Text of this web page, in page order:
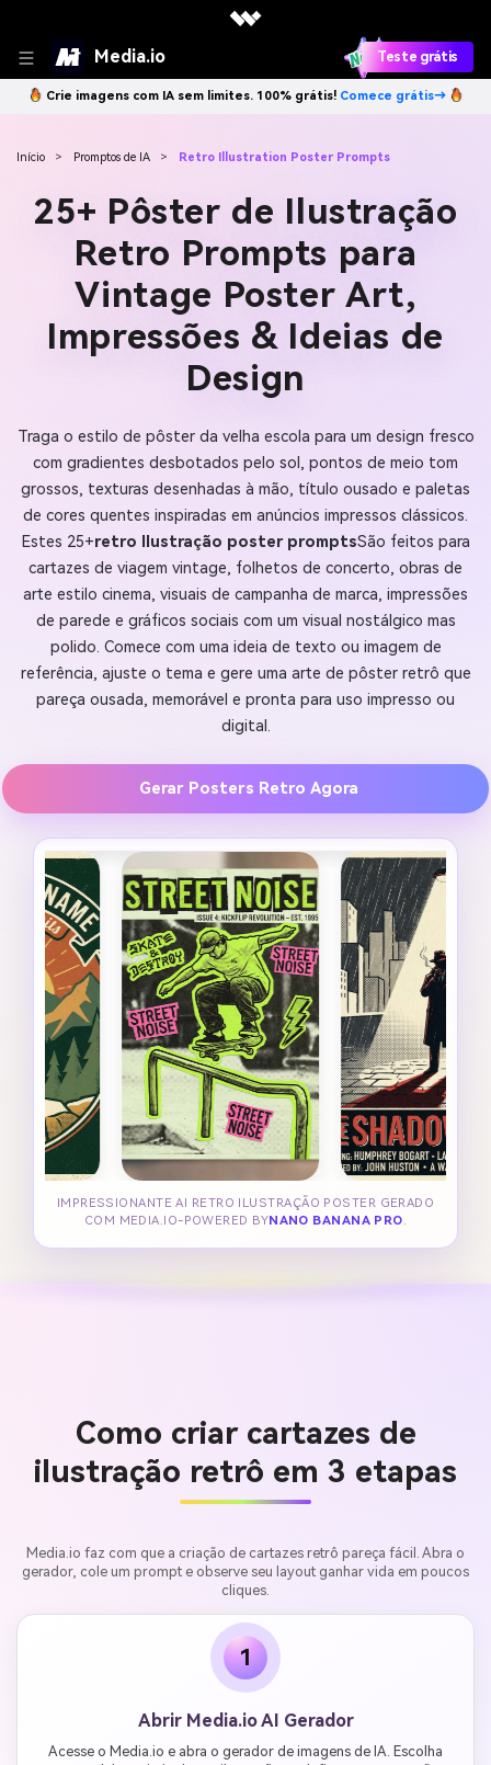
Media.io Teste grátis
Crie imagens com IA sem limites. 100% grátis! Comece grátis→
Início > Promptos de IA > Retro Illustration Poster Prompts
25+ Pôster de Ilustração
Retro Prompts para
Vintage Poster Art,
Impressões & Ideias de
Design
Traga o estilo de pôster da velha escola para um design fresco
com gradientes desbotados pelo sol, pontos de meio tom
grossos, texturas desenhadas à mão, título ousado e paletas
de cores quentes inspiradas em anúncios impressos clássicos.
Estes 25+retro Ilustração poster promptsSão feitos para
cartazes de viagem vintage, folhetos de concerto, obras de
arte estilo cinema, visuais de campanha de marca, impressões
de parede e gráficos sociais com um visual nostálgico mas
polido. Comece com uma ideia de texto ou imagem de
referência, ajuste o tema e gere uma arte de pôster retrô que
pareça ousada, memorável e pronta para uso impresso ou
digital.
Gerar Posters Retro Agora
IMPRESSIONANTE AI RETRO ILUSTRAÇÃO POSTER GERADO
COM MEDIA.IO-POWERED BYNANO BANANA PRO.
Como criar cartazes de
ilustração retrô em 3 etapas
Media.io faz com que a criação de cartazes retrô pareça fácil. Abra o
gerador, cole um prompt e observe seu layout ganhar vida em poucos
cliques.
1
Abrir Media.io AI Gerador
Acesse o Media.io e abra o gerador de imagens de IA. Escolha